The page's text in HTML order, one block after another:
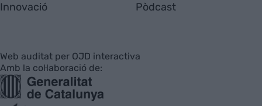
Innovació Pòdcast
Web auditat per OJD interactiva
Amb la col·laboració de: